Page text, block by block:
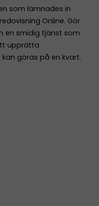
som lämnades in
Online. Gör
en smidig tjänst som
upprätta
göras på en kvart.